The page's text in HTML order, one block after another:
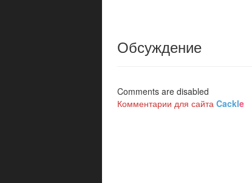
Обсуждение
Comments are disabled
Комментарии для сайта Cackle